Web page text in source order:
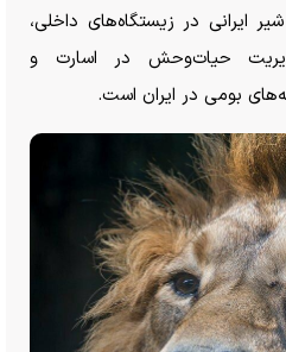
ایرانی در زیستگاه‌های داخلی،
حیات‌وحش در اسارت و
بومی در ایران است.